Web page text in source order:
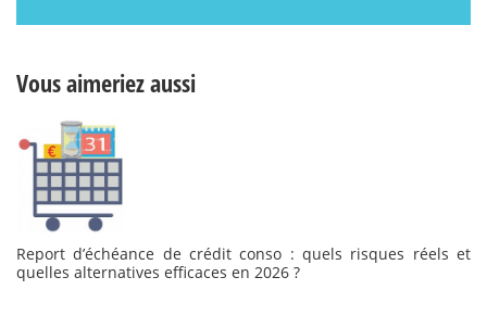
Vous aimeriez aussi
Report d’échéance de crédit conso : quels risques réels et
quelles alternatives efficaces en 2026 ?